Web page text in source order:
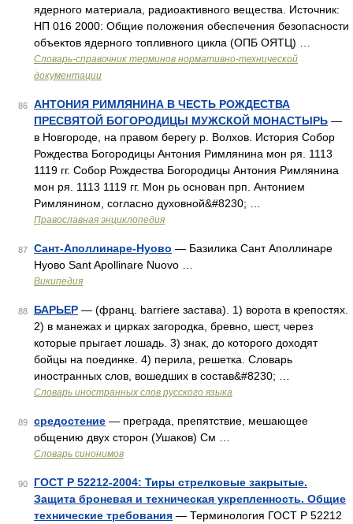
ядерного материала, радиоактивного вещества. Источник:
НП 016 2000: Общие положения обеспечения безопасности
объектов ядерного топливного цикла (ОПБ ОЯТЦ) …
Словарь-справочник терминов нормативно-технической
документации
86
АНТОНИЯ РИМЛЯНИНА В ЧЕСТЬ РОЖДЕСТВА
ПРЕСВЯТОЙ БОГОРОДИЦЫ МУЖСКОЙ МОНАСТЫРЬ —
в Новгороде, на правом берегу р. Волхов. История Собор
Рождества Богородицы Антония Римлянина мон ря. 1113
1119 гг. Собор Рождества Богородицы Антония Римлянина
мон ря. 1113 1119 гг. Мон рь основан прп. Антонием
Римлянином, согласно духовной&#8230; …
Православная энциклопедия
87 Сант-Аполлинаре-Нуово — Базилика Сант Аполлинаре
Нуово Sant Apollinare Nuovo …
Википедия
88 БАРЬЕР — (франц. barriere застава). 1) ворота в крепостях.
2) в манежах и цирках загородка, бревно, шест, через
которые прыгает лошадь. 3) знак, до которого доходят
бойцы на поединке. 4) перила, решетка. Словарь
иностранных слов, вошедших в состав&#8230; …
Словарь иностранных слов русского языка
89 средостение — преграда, препятствие, мешающее
общению двух сторон (Ушаков) См …
Словарь синонимов
90
ГОСТ Р 52212-2004: Тиры стрелковые закрытые.
Защита броневая и техническая укрепленность. Общие
технические требования — Терминология ГОСТ Р 52212